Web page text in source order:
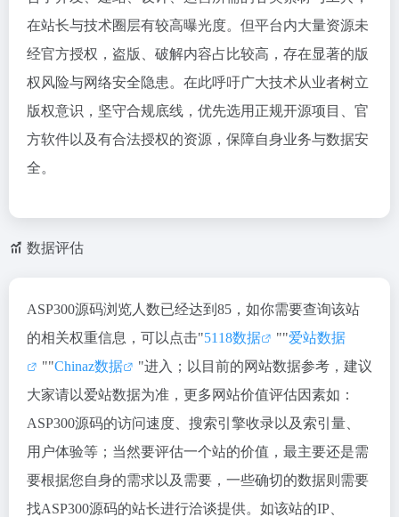
在站长与技术圈层有较高曝光度。但平台内大量资源未
经官方授权，盗版、破解内容占比较高，存在显著的版
权风险与网络安全隐患。在此呼吁广大技术从业者树立
版权意识，坚守合规底线，优先选用正规开源项目、官
方软件以及有合法授权的资源，保障自身业务与数据安
全。
数据评估
ASP300源码浏览人数已经达到85，如你需要查询该站
的相关权重信息，可以点击"5118数据 ""爱站数据
""Chinaz数据
"进入；以目前的网站数据参考，建议
大家请以爱站数据为准，更多网站价值评估因素如：
ASP300源码的访问速度、搜索引擎收录以及索引量、
用户体验等；当然要评估一个站的价值，最主要还是需
要根据您自身的需求以及需要，一些确切的数据则需要
找ASP300源码的站长进行洽谈提供。如该站的IP、